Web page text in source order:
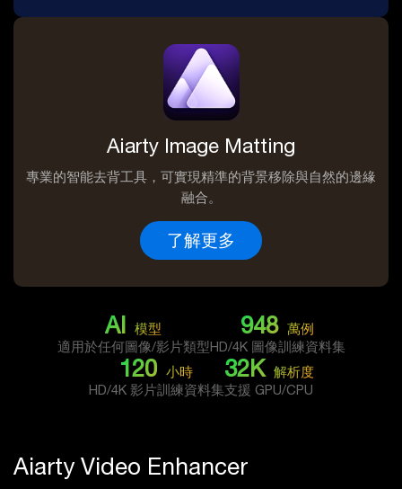
Aiarty Image Matting
專業的智能去背工具，可實現精準的背景移除與自然的邊緣
融合。
了解更多
AI 模型
適用於任何圖像/影片類型
948 萬例
HD/4K 圖像訓練資料集
120 小時
HD/4K 影片訓練資料集
32K
解析度
支援 GPU/CPU
Aiarty Video Enhancer